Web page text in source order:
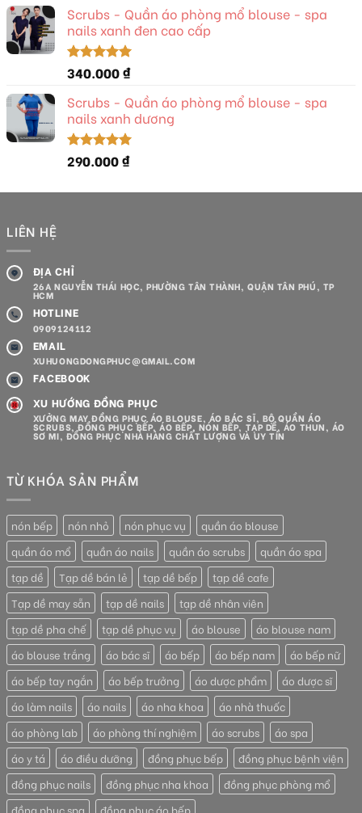
5 sao
Scrubs - Quần áo phòng mổ blouse - spa
nails xanh đen cao cấp
Được xếp
hạng 5.00
5 sao
340.000₫
Scrubs - Quần áo phòng mổ blouse - spa
nails xanh dương
Được xếp
hạng5.00
290.000₫
LIÊN HỆ
ĐỊA CHỈ
26A NGUYỄN THÁI HỌC, PHƯỜNG TÂN THÀNH, QUẬN TÂN PHÚ, TP
HCM
HOTLINE
0909124112
EMAIL
XUHUONGDONGPHUC@GMAIL.COM
FACEBOOK
XU HƯỚNG ĐỒNG PHỤC
XƯỞNG MAY ĐỒNG PHỤC ÁO BLOUSE, ÁO BÁC SĨ, BỘ QUẦN ÁO
SCRUBS, ĐỒNG PHỤC BẾP, ÁO BẾP, NÓN BẾP, TẠP DỀ, ÁO THUN, ÁO
SƠ MI, ĐỒNG PHỤC NHÀ HÀNG CHẤT LƯỢNG VÀ UY TÍN
TỪ KHÓA SẢN PHẨM
nón bếp nón nhỏ nón phục vụ
quần áo blouse
quần áo mổ
quần áo nails quần áo scrubs
quần áo spa
tạp dề
Tạp dề bán lẻ tạp dề bếp
tạp dề cafe
Tạp dề may sẵn
tạp dề nails
tạp dề nhân viên
tạp dề pha chế
tạp dề phục vụ áo blouse
áo blouse nam
áo blouse trắng
áo bác sĩ áo bếp áo bếp nam
áo bếp nữ
áo bếp tay ngắn
áo bếp trưởng áo dược phẩm
áo dược sĩ
áo làm nails
áo nails áo nha khoa
áo nhà thuốc
áo phòng lab
áo phòng thí nghiệm áo scrubs
áo spa
áo y tá
áo điều dưỡng đồng phục bếp
đồng phục bệnh viện
đồng phục nails
đồng phục nha khoa
đồng phục phòng mổ
đồng phục spa
đồng phục áo bếp